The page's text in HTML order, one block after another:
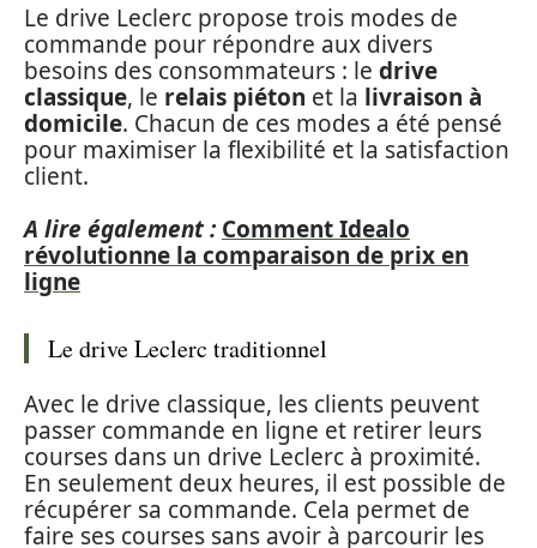
Le drive Leclerc propose trois modes de
commande pour répondre aux divers
besoins des consommateurs : le drive
classique, le relais piéton et la livraison à
domicile. Chacun de ces modes a été pensé
pour maximiser la flexibilité et la satisfaction
client.
A lire également : Comment Idealo
révolutionne la comparaison de prix en
ligne
Le drive Leclerc traditionnel
Avec le drive classique, les clients peuvent
passer commande en ligne et retirer leurs
courses dans un drive Leclerc à proximité.
En seulement deux heures, il est possible de
récupérer sa commande. Cela permet de
faire ses courses sans avoir à parcourir les